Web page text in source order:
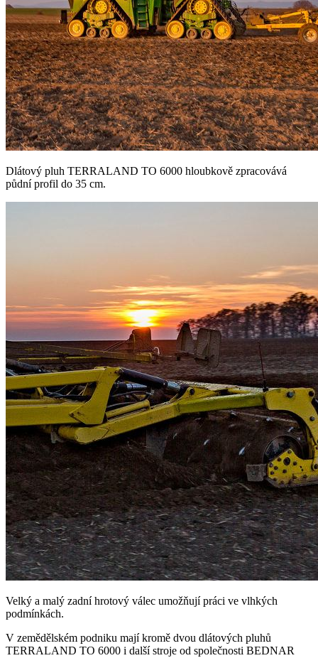
Dlátový pluh TERRALAND TO 6000 hloubkově zpracovává
půdní profil do 35 cm.
Velký a malý zadní hrotový válec umožňují práci ve vlhkých
podmínkách.
V zemědělském podniku mají kromě dvou dlátových pluhů
TERRALAND TO 6000 i další stroje od společnosti BEDNAR